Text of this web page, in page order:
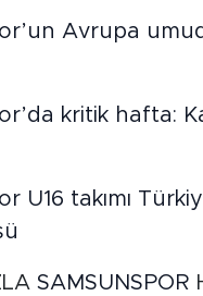
Avrupa
kritik hafta:
U16 takımı
SAMSUNSPOR